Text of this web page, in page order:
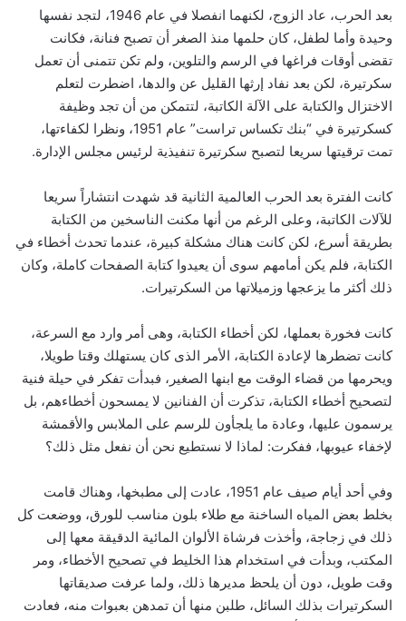
بعد الحرب، عاد الزوج، لكنهما انفصلا في عام 1946، لتجد نفسها
وحيدة وأما لطفل، كان حلمها منذ الصغر أن تصبح فنانة، فكانت
تقضى أوقات فراغها في الرسم والتلوين، ولم تكن تتمنى أن تعمل
سكرتيرة، لكن بعد نفاد إرثها القليل عن والدها، اضطرت لتعلم
الاختزال والكتابة على الآلة الكاتبة، لتتمكن من أن تجد وظيفة
كسكرتيرة في “بنك تكساس تراست” عام 1951، ونظرا لكفاءتها،
تمت ترقيتها سريعا لتصبح سكرتيرة تنفيذية لرئيس مجلس الإدارة.
كانت الفترة بعد الحرب العالمية الثانية قد شهدت انتشاراً سريعا
للآلات الكاتبة، وعلى الرغم من أنها مكنت الناسخين من الكتابة
بطريقة أسرع، لكن كانت هناك مشكلة كبيرة، عندما تحدث أخطاء في
الكتابة، فلم يكن أمامهم سوى أن يعيدوا كتابة الصفحات كاملة، وكان
ذلك أكثر ما يزعجها وزميلاتها من السكرتيرات.
كانت فخورة بعملها، لكن أخطاء الكتابة، وهى أمر وارد مع السرعة،
كانت تضطرها لإعادة الكتابة، الأمر الذى كان يستهلك وقتا طويلا،
ويحرمها من قضاء الوقت مع ابنها الصغير، فبدأت تفكر في حيلة فنية
لتصحيح أخطاء الكتابة، تذكرت أن الفنانين لا يمسحون أخطاءهم، بل
يرسمون عليها، وعادة ما يلجأون للرسم على الملابس والأقمشة
لإخفاء عيوبها، ففكرت: لماذا لا نستطيع نحن أن نفعل مثل ذلك؟
وفي أحد أيام صيف عام 1951، عادت إلى مطبخها، وهناك قامت
بخلط بعض المياه الساخنة مع طلاء بلون مناسب للورق، ووضعت كل
ذلك في زجاجة، وأخذت فرشاة الألوان المائية الدقيقة معها إلى
المكتب، وبدأت في استخدام هذا الخليط في تصحيح الأخطاء، ومر
وقت طويل، دون أن يلحظ مديرها ذلك، ولما عرفت صديقاتها
السكرتيرات بذلك السائل، طلبن منها أن تمدهن بعبوات منه، فعادت